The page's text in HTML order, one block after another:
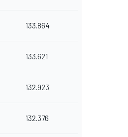
133.864
133.621
132.923
132.376